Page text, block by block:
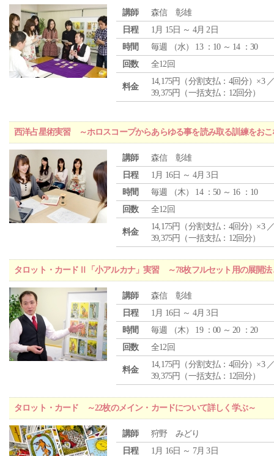
講師
森信 彰雄
日程
1月 15日 ～ 4月 2日
時間
毎週 （水） 13 ：10 ～ 14 ：30
回数
全12回
料金
14,175円（分割支払：4回分）×3
39,375円（一括支払：12回分）
西洋占星術実習 ～ホロスコープからあらゆる事を読み取る訓練をおこ
講師
森信 彰雄
日程
1月 16日 ～ 4月 3日
時間
毎週 （木） 14 ：50 ～ 16 ：10
回数
全12回
料金
14,175円（分割支払：4回分）×3
39,375円（一括支払：12回分）
タロット・カードⅡ「小アルカナ」実習 ～78枚フルセット用の展開法
講師
森信 彰雄
日程
1月 16日 ～ 4月 3日
時間
毎週 （木） 19 ：00 ～ 20 ：20
回数
全12回
料金
14,175円（分割支払：4回分）×3
39,375円（一括支払：12回分）
タロット・カード ～22枚のメイン・カードについて詳しく学ぶ～
講師
狩野 みどり
日程
1月 16日 ～ 7月 3日